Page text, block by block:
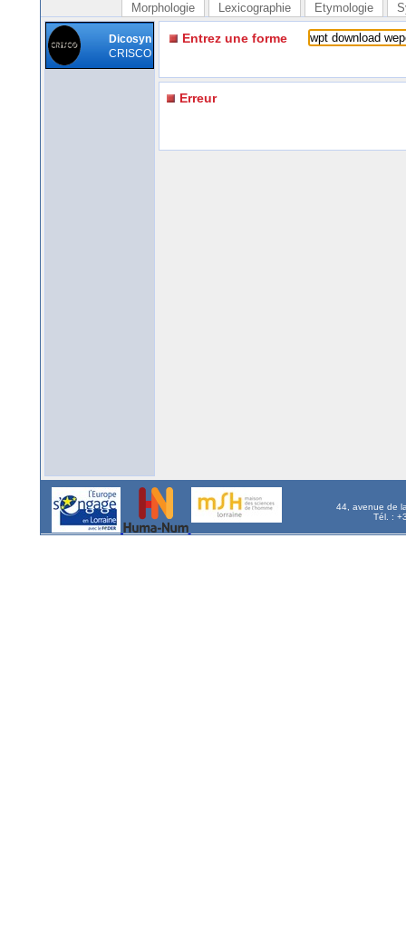
Morphologie Lexicographie Etymologie
Dicosyn
CRISCO
Entrez une forme
Erreur
44, avenue de
Tél. :